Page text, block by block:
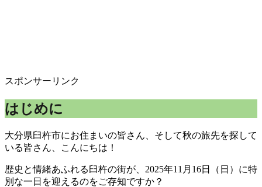
スポンサーリンク
はじめに
大分県臼杵市にお住まいの皆さん、そして秋の旅先を探して
いる皆さん、こんにちは！
歴史と情緒あふれる臼杵の街が、2025年11月16日（日）に特
別な一日を迎えるのをご存知ですか？